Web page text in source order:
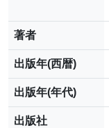
著者
出版年(西暦)
出版年(年代)
出版社